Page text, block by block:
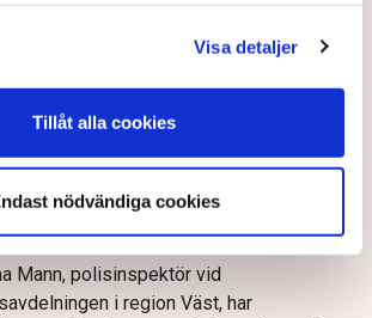
Visa detaljer
Tillåt alla cookies
nödvändiga cookies
att det annars råder ”djungelns lag”.
ifrågasätts det om allemansrätten
för aktivister att blockera en
att skydda privat egendom
mot den typen av störningar.
på kritiken.
Mann, polisinspektör vid
i region Väst, har